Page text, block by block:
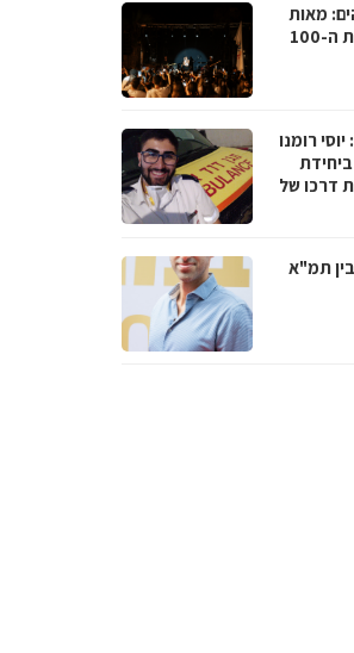
מאות
בני נוער חגגו את הקיץ ואת שנת ה-100
רומנו
דרכו של
תמ"א